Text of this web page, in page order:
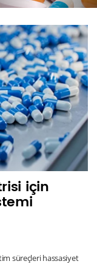
için
süreçleri hassasiyet